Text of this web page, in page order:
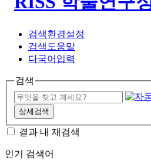
검색환경설정
검색도움말
다국어입력
검색
상세검색
결과 내 재검색
인기 검색어